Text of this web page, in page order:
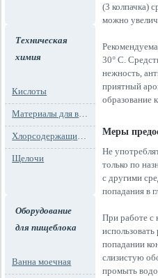
Техническая
химия
Кислоты
Материалы для водоподготовки
Хлорсодержащие препараты
Щелочи
Оборудование
для пищеблока
Ванна моечная
(3 колпачка)
можно
30° С.
нежность,
приятный
образование
Меры
Не
только по
с другими
попадания в
При работе с
попадании
слизистую
промыть